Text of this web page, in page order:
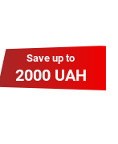
Save up to
2000 UAH